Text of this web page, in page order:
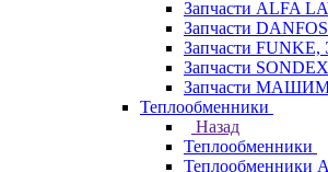
Запчасти ALFA
Запчасти
Запчасти
Запчасти
Запчасти
Теплообменники
Назад
Теплообменники